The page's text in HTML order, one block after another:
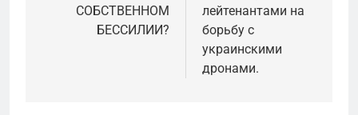
СОБСТВЕННОМ
БЕССИЛИИ?
лейтенантами на
борьбу с
украинскими
дронами.